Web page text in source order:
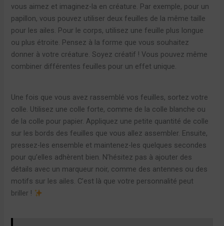
vous aimez et imaginez-la en créature. Par exemple, pour un
papillon, vous pouvez utiliser deux feuilles de la même taille
pour les ailes. Pour le corps, utilisez une feuille plus longue
ou plus étroite. Pensez à la forme que vous souhaitez
donner à votre créature. Soyez créatif ! Vous pouvez même
combiner différentes feuilles pour un effet unique.
Une fois que vous avez rassemblé vos feuilles, sortez votre
colle. Utilisez une colle forte, comme de la colle blanche ou
de la colle pour papier. Appliquez une petite quantité de colle
sur les bords des feuilles que vous allez assembler. Ensuite,
pressez-les ensemble et maintenez-les quelques secondes
pour qu’elles adhèrent bien. N’hésitez pas à ajouter des
détails avec un marqueur noir, comme des antennes ou des
motifs sur les ailes. C’est là que votre personnalité peut
briller !